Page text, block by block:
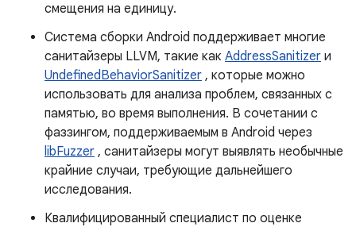
смещения на единицу.
Система сборки Android поддерживает многие
санитайзеры LLVM, такие как AddressSanitizer и
UndefinedBehaviorSanitizer , которые можно
использовать для анализа проблем, связанных с
памятью, во время выполнения. В сочетании с
фаззингом, поддерживаемым в Android через
libFuzzer , санитайзеры могут выявлять необычные
крайние случаи, требующие дальнейшего
исследования.
Квалифицированный специалист по оценке